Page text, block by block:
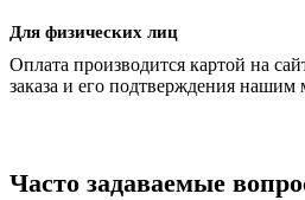
Для физических лиц
Оплата производится картой на
заказа и его подтверждения нашим
Часто задаваемые